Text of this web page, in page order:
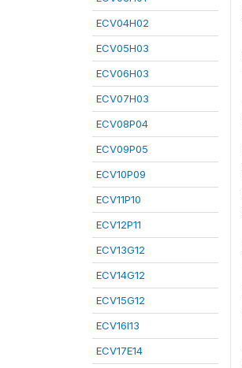
ECV04H02
ECV05H03
ECV06H03
ECV07H03
ECV08P04
ECV09P05
ECV10P09
ECV11P10
ECV12P11
ECV13G12
ECV14G12
ECV15G12
ECV16I13
ECV17E14